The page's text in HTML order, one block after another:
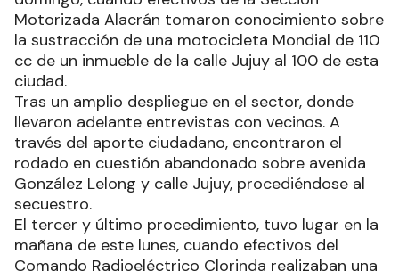
Motorizada Alacrán tomaron conocimiento sobre
la sustracción de una motocicleta Mondial de 110
cc de un inmueble de la calle Jujuy al 100 de esta
ciudad.
Tras un amplio despliegue en el sector, donde
llevaron adelante entrevistas con vecinos. A
través del aporte ciudadano, encontraron el
rodado en cuestión abandonado sobre avenida
González Lelong y calle Jujuy, procediéndose al
secuestro.
El tercer y último procedimiento, tuvo lugar en la
mañana de este lunes, cuando efectivos del
Comando Radioeléctrico Clorinda realizaban una